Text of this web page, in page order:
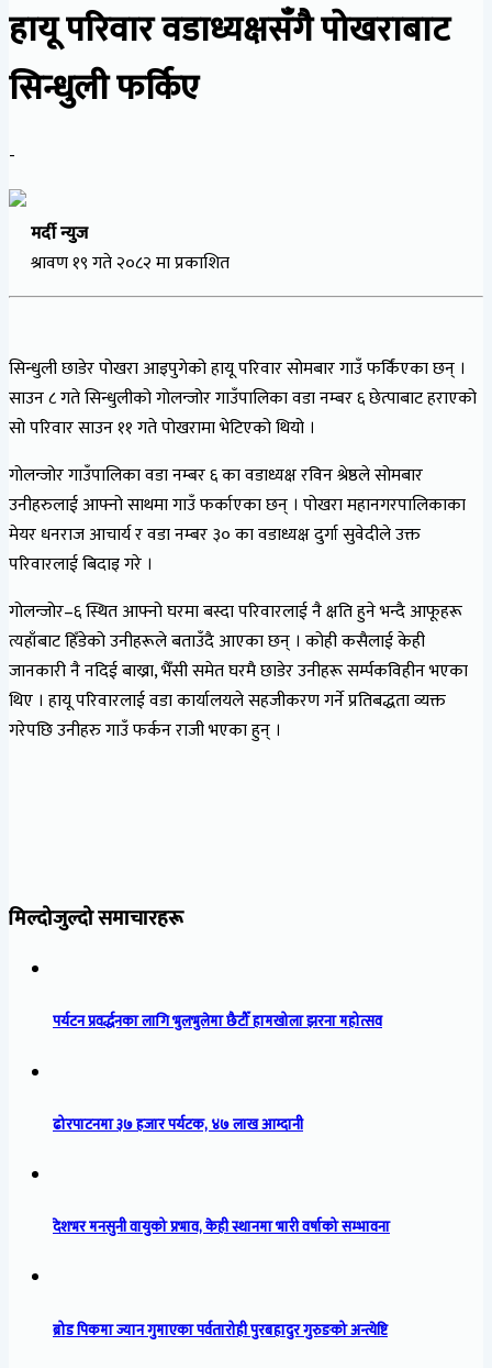
हायू परिवार वडाध्यक्षसँगै पोखराबाट
सिन्धुली फर्किए
-
मर्दी न्युज
श्रावण १९ गते २०८२ मा प्रकाशित
सिन्धुली छाडेर पोखरा आइपुगेको हायू परिवार सोमबार गाउँ फर्किंएका छन् ।
साउन ८ गते सिन्धुलीको गोलन्जोर गाउँपालिका वडा नम्बर ६ छेत्पाबाट हराएको
सो परिवार साउन ११ गते पोखरामा भेटिएको थियो ।
गोलन्जोर गाउँपालिका वडा नम्बर ६ का वडाध्यक्ष रविन श्रेष्ठले सोमबार
उनीहरुलाई आफ्नो साथमा गाउँ फर्काएका छन् । पोखरा महानगरपालिकाका
मेयर धनराज आचार्य र वडा नम्बर ३० का वडाध्यक्ष दुर्गा सुवेदीले उक्त
परिवारलाई बिदाइ गरे ।
गोलन्जोर–६ स्थित आफ्नो घरमा बस्दा परिवारलाई नै क्षति हुने भन्दै आफूहरू
त्यहाँबाट हिँडेको उनीहरूले बताउँदै आएका छन् । कोही कसैलाई केही
जानकारी नै नदिई बाख्रा, भैँसी समेत घरमै छाडेर उनीहरू सर्म्पकविहीन भएका
थिए । हायू परिवारलाई वडा कार्यालयले सहजीकरण गर्ने प्रतिबद्धता व्यक्त
गरेपछि उनीहरु गाउँ फर्कन राजी भएका हुन् ।
मिल्दोजुल्दो समाचारहरू
पर्यटन प्रवर्द्धनका लागि भुलभुलेमा छैटौँ हामखोला झरना महोत्सव
ढोरपाटनमा ३७ हजार पर्यटक, ४७ लाख आम्दानी
देशभर मनसुनी वायुको प्रभाव, केही स्थानमा भारी वर्षाको सम्भावना
ब्रोड पिकमा ज्यान गुमाएका पर्वतारोही पुरबहादुर गुरुङको अन्त्येष्टि